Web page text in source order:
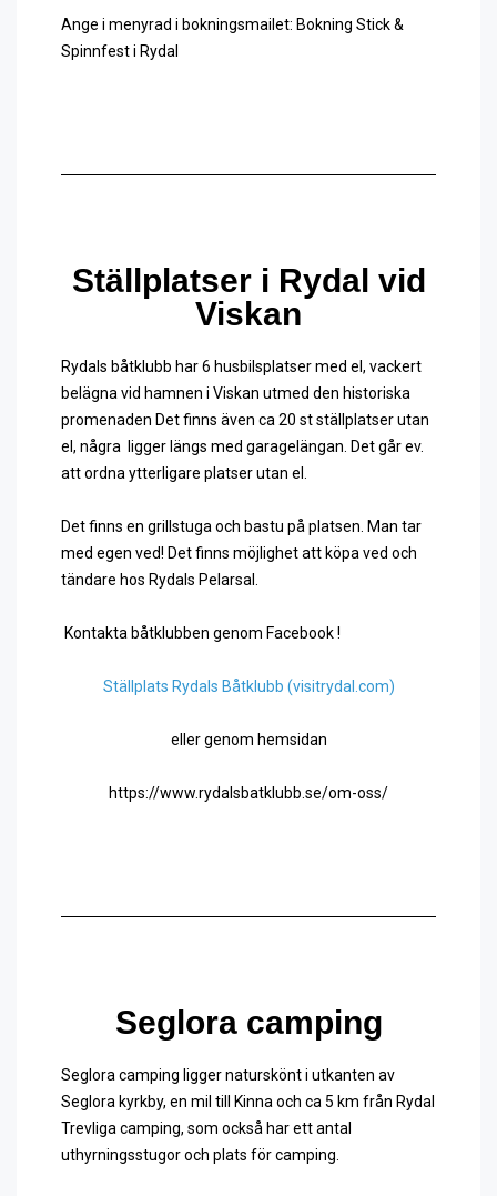
Ange i menyrad i bokningsmailet: Bokning Stick &
Spinnfest i Rydal
Ställplatser i Rydal vid
Viskan
Rydals båtklubb har 6 husbilsplatser med el, vackert
belägna vid hamnen i Viskan utmed den historiska
promenaden Det finns även ca 20 st ställplatser utan
el, några ligger längs med garagelängan. Det går ev.
att ordna ytterligare platser utan el.
Det finns en grillstuga och bastu på platsen. Man tar
med egen ved! Det finns möjlighet att köpa ved och
tändare hos Rydals Pelarsal.
Kontakta båtklubben genom Facebook !
Ställplats Rydals Båtklubb (visitrydal.com)
eller genom hemsidan
https://www.rydalsbatklubb.se/om-oss/
Seglora camping
Seglora camping ligger naturskönt i utkanten av
Seglora kyrkby, en mil till Kinna och ca 5 km från Rydal
Trevliga camping, som också har ett antal
uthyrningsstugor och plats för camping.